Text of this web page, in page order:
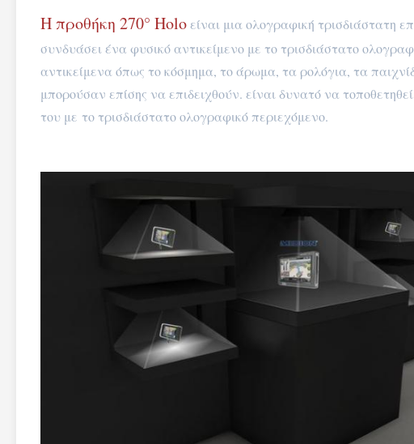
Η προθήκη 270° Holoείναι μια ολογραφική τρισδιάστατη
συνδυάσει ένα φυσικό αντικείμενο με το τρισδιάστατο
αντικείμενα όπως το κόσμημα, το άρωμα, τα ρολόγια, τα
μπορούσαν επίσης να επιδειχθούν. είναι δυνατό να
του με το τρισδιάστατο ολογραφικό περιεχόμενο.